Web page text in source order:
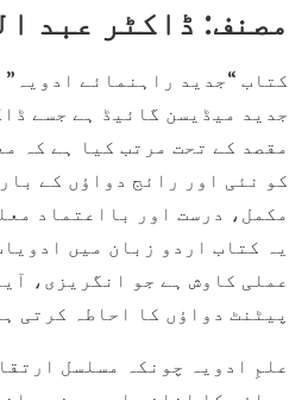
مصنف: ڈاکٹر عبد
کتاب “جدید راہنمائے
جدید میڈیسن گائیڈ ہے جسے
مقصد کے تحت مرتب کیا ہے کہ
کو نئی اور رائج دواؤں کے
مکمل، درست اور بااعتماد
یہ کتاب اردو زبان میں
عملی کاوش ہے جو انگریزی،
پیٹنٹ دواؤں کا احاطہ کرتی
علمِ ادویہ چونکہ مسلسل